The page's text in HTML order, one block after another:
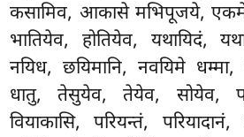
कसामिव, आकासे मभिपूजये,
भातियेव, होतियेव, यथायिदं,
नयिध, छयिमानि, नवयिमे धम्मा,
धातु, तेसुयेव, तेयेव, सोयेव,
वियाकासि, परियन्तं, परियादानं,